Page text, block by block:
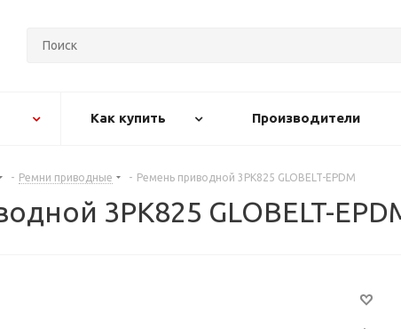
Как купить Производители
- Ремни приводные - Ремень приводной 3PK825 GLOBELT-EPDM
3PK825 GLOBELT-